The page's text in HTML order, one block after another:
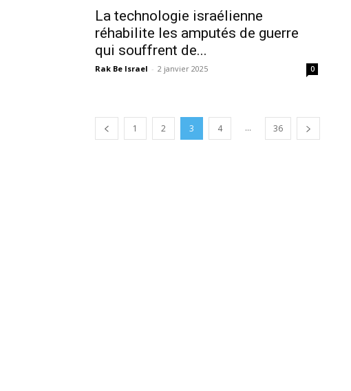
La technologie israélienne
réhabilite les amputés de guerre
qui souffrent de...
Rak Be Israel - 2 janvier 2025 0
1 2 3 4 ... 36